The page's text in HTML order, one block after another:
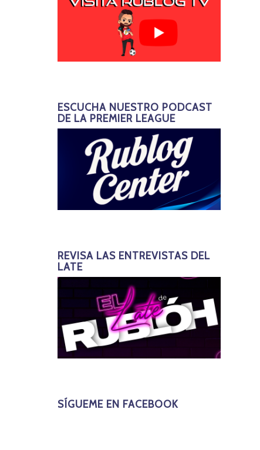
ESCUCHA NUESTRO PODCAST
DE LA PREMIER LEAGUE
REVISA LAS ENTREVISTAS DEL
LATE
SÍGUEME EN FACEBOOK